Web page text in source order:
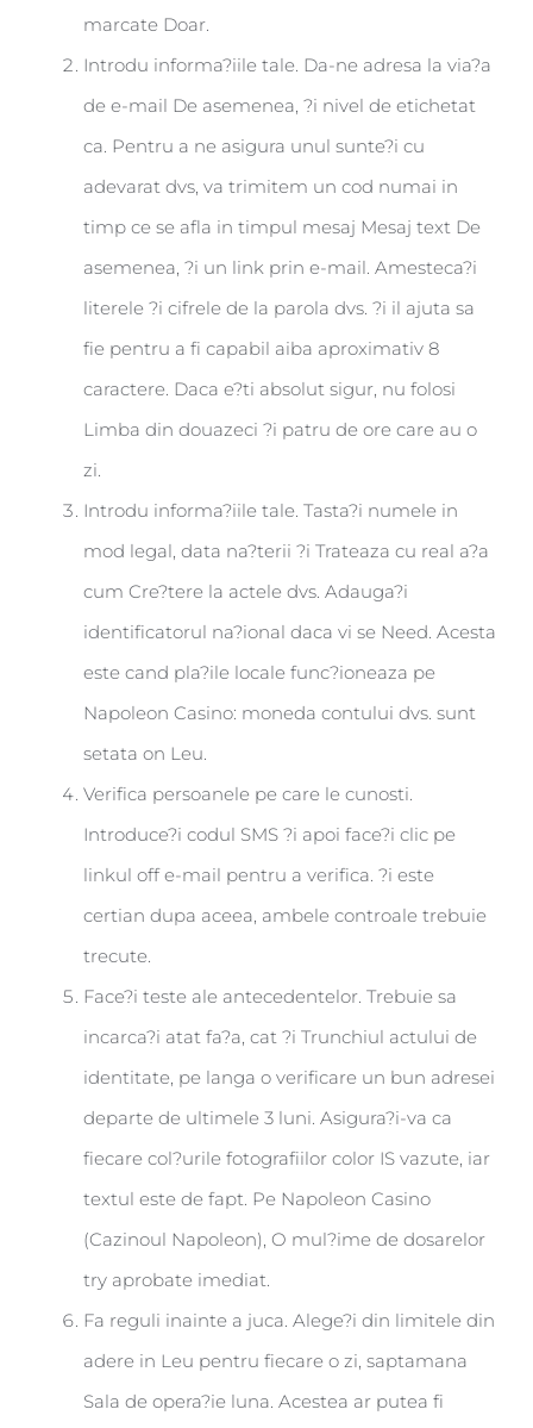
marcate Doar.
Introdu informa?iile tale. Da-ne adresa la via?a
de e-mail De asemenea, ?i nivel de etichetat
ca. Pentru a ne asigura unul sunte?i cu
adevarat dvs, va trimitem un cod numai in
timp ce se afla in timpul mesaj Mesaj text De
asemenea, ?i un link prin e-mail. Amesteca?i
literele ?i cifrele de la parola dvs. ?i il ajuta sa
fie pentru a fi capabil aiba aproximativ 8
caractere. Daca e?ti absolut sigur, nu folosi
Limba din douazeci ?i patru de ore care au o
zi.
Introdu informa?iile tale. Tasta?i numele in
mod legal, data na?terii ?i Trateaza cu real a?a
cum Cre?tere la actele dvs. Adauga?i
identificatorul na?ional daca vi se Need. Acesta
este cand pla?ile locale func?ioneaza pe
Napoleon Casino: moneda contului dvs. sunt
setata on Leu.
Verifica persoanele pe care le cunosti.
Introduce?i codul SMS ?i apoi face?i clic pe
linkul off e-mail pentru a verifica. ?i este
certian dupa aceea, ambele controale trebuie
trecute.
Face?i teste ale antecedentelor. Trebuie sa
incarca?i atat fa?a, cat ?i Trunchiul actului de
identitate, pe langa o verificare un bun adresei
departe de ultimele 3 luni. Asigura?i-va ca
fiecare col?urile fotografiilor color IS vazute, iar
textul este de fapt. Pe Napoleon Casino
(Cazinoul Napoleon), O mul?ime de dosarelor
try aprobate imediat.
Fa reguli inainte a juca. Alege?i din limitele din
adere in Leu pentru fiecare o zi, saptamana
Sala de opera?ie luna. Acestea ar putea fi